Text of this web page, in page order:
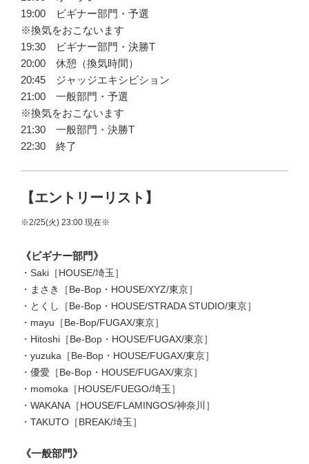
19:00 ビギナー部門・予選
※換気をおこないます
19:30 ビギナー部門・決勝T
20:00 休憩（換気時間）
20:45 ジャッジエキシビション
21:00 一般部門・予選
※換気をおこないます
21:30 一般部門・決勝T
22:30 終了
【エントリーリスト】
※2/25(火) 23:00 現在※
《ビギナー部門》
・Saki［HOUSE/埼玉］
・まさき［Be-Bop・HOUSE/XYZ/東京］
・とくし［Be-Bop・HOUSE/STRADA STUDIO/東京］
・mayu［Be-Bop/FUGAX/東京］
・Hitoshi［Be-Bop・HOUSE/FUGAX/東京］
・yuzuka［Be-Bop・HOUSE/FUGAX/東京］
・優愛［Be-Bop・HOUSE/FUGAX/東京］
・momoka［HOUSE/FUEGO/埼玉］
・WAKANA［HOUSE/FLAMINGOS/神奈川］
・TAKUTO［BREAK/埼玉］
《一般部門》